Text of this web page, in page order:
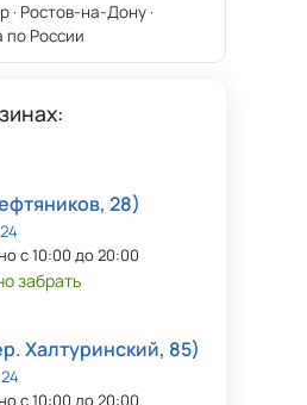
Ростов-на-Дону ·
по России
28)
с 10:00 до 20:00
забрать
Халтуринский, 85)